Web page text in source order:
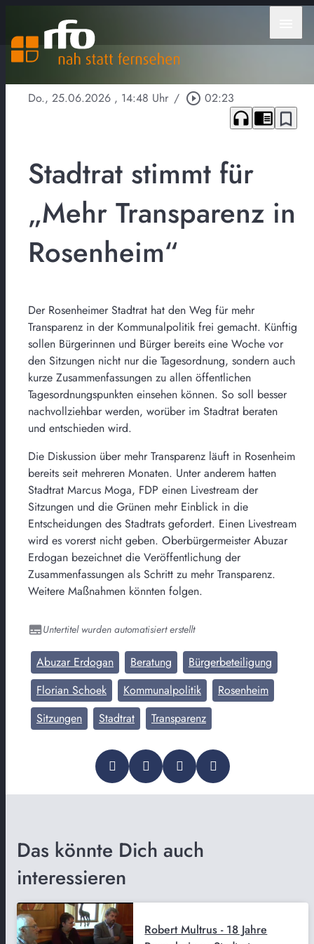
Do., 25.06.2026 , 14:48 Uhr / play_circle_outline 02:23
headphones chrome_reader_mode bookmark_border
Stadtrat stimmt für
„Mehr Transparenz in
Rosenheim“
Der Rosenheimer Stadtrat hat den Weg für mehr
Transparenz in der Kommunalpolitik frei gemacht. Künftig
sollen Bürgerinnen und Bürger bereits eine Woche vor
den Sitzungen nicht nur die Tagesordnung, sondern auch
kurze Zusammenfassungen zu allen öffentlichen
Tagesordnungspunkten einsehen können. So soll besser
nachvollziehbar werden, worüber im Stadtrat beraten
und entschieden wird.
Die Diskussion über mehr Transparenz läuft in Rosenheim
bereits seit mehreren Monaten. Unter anderem hatten
Stadtrat Marcus Moga, FDP einen Livestream der
Sitzungen und die Grünen mehr Einblick in die
Entscheidungen des Stadtrats gefordert. Einen Livestream
wird es vorerst nicht geben. Oberbürgermeister Abuzar
Erdogan bezeichnet die Veröffentlichung der
Zusammenfassungen als Schritt zu mehr Transparenz.
Weitere Maßnahmen könnten folgen.
Untertitel wurden automatisiert erstellt
Abuzar Erdogan Beratung
Bürgerbeteiligung
Florian Schoek
Kommunalpolitik
Rosenheim
Sitzungen
Stadtrat Transparenz
Das könnte Dich auch
interessieren
Robert Multrus - 18 Jahre